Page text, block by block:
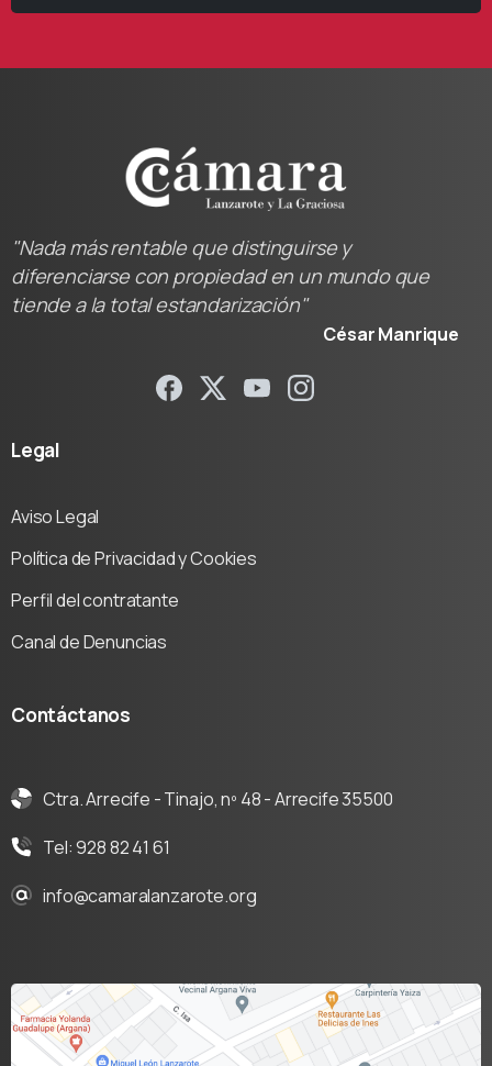
"Nada más rentable que distinguirse y
diferenciarse con propiedad en un mundo que
tiende a la total estandarización"
César Manrique
Legal
Aviso Legal
Política de Privacidad y Cookies
Perfil del contratante
Canal de Denuncias
Contáctanos
Ctra. Arrecife - Tinajo, nº 48 - Arrecife 35500
Tel: 928 82 41 61
info@camaralanzarote.org